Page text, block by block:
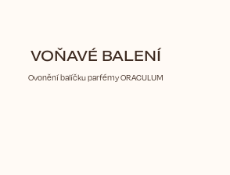
VOŇAVÉ BALENÍ
Ovonění balíčku parfémy ORACULUM